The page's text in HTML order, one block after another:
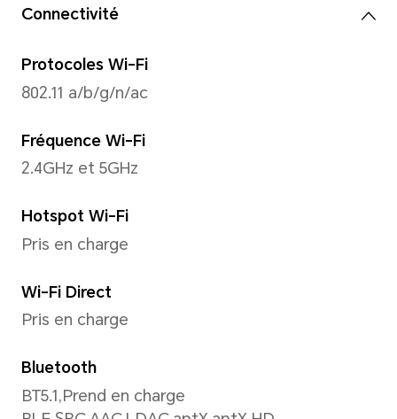
PRO, Photo HDR.
Appareil photo avant
Appareil photo de 5 MP